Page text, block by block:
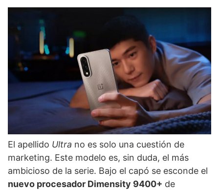
El apellido Ultra no es solo una cuestión de
marketing. Este modelo es, sin duda, el más
ambicioso de la serie. Bajo el capó se esconde el
nuevo procesador Dimensity 9400+ de